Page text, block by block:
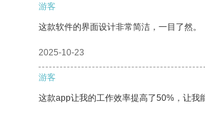
游客
这款软件的界面设计非常简洁，一目了然。
2025-10-23
游客
这款app让我的工作效率提高了50%，让我